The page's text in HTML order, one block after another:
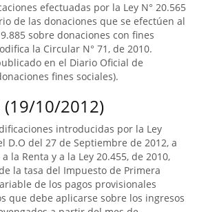
efectuadas por la Ley N° 20.565
de las donaciones que se efectúen al
sobre donaciones con fines
la Circular N° 71, de 2010.
en el Diario Oficial de
fines sociales).
(19/10/2012)
introducidas por la Ley
D.O del 27 de Septiembre de 2012, a
la Renta y a la Ley 20.455, de 2010,
la tasa del Impuesto de Primera
de los pagos provisionales
que debe aplicarse sobre los ingresos